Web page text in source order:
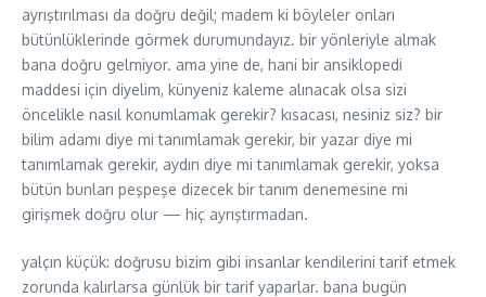
ayrıştırılması da doğru değil; madem ki böyleler onları
bütünlüklerinde görmek durumundayız. bir yönleriyle almak
bana doğru gelmiyor. ama yine de, hani bir ansiklopedi
maddesi için diyelim, künyeniz kaleme alınacak olsa sizi
öncelikle nasıl konumlamak gerekir? kısacası, nesiniz siz? bir
bilim adamı diye mi tanımlamak gerekir, bir yazar diye mi
tanımlamak gerekir, aydın diye mi tanımlamak gerekir, yoksa
bütün bunları peşpeşe dizecek bir tanım denemesine mi
girişmek doğru olur — hiç ayrıştırmadan.
yalçın küçük: doğrusu bizim gibi insanlar kendilerini tarif etmek
zorunda kalırlarsa günlük bir tarif yaparlar. bana bugün